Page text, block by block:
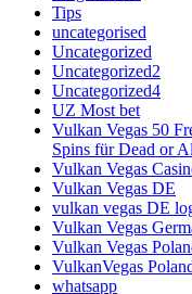
Tips
uncategorised
Uncategorized
Uncategorized2
Uncategorized4
UZ Most bet
Vulkan Vegas 50
Spins für Dead or
Vulkan Vegas
Vulkan Vegas DE
vulkan vegas DE
Vulkan Vegas
Vulkan Vegas
VulkanVegas
whatsapp